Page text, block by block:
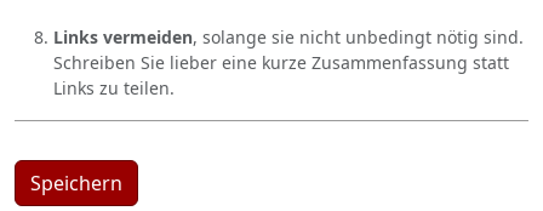
Links vermeiden, solange sie nicht unbedingt nötig sind.
Schreiben Sie lieber eine kurze Zusammenfassung statt
Links zu teilen.
Speichern